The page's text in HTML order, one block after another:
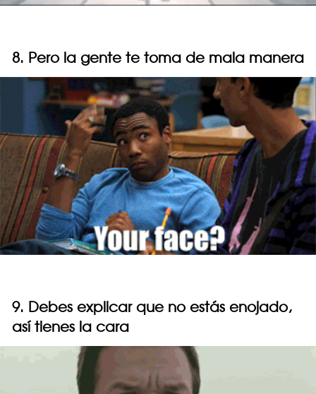
8. Pero la gente te toma de mala manera
9. Debes explicar que no estás enojado,
así tienes la cara